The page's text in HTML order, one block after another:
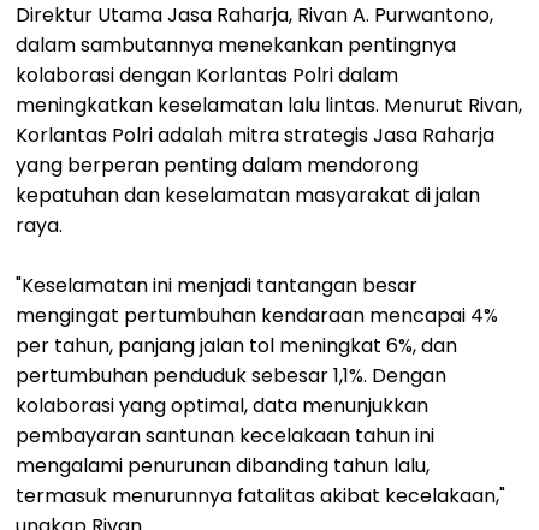
Direktur Utama Jasa Raharja, Rivan A. Purwantono,
dalam sambutannya menekankan pentingnya
kolaborasi dengan Korlantas Polri dalam
meningkatkan keselamatan lalu lintas. Menurut Rivan,
Korlantas Polri adalah mitra strategis Jasa Raharja
yang berperan penting dalam mendorong
kepatuhan dan keselamatan masyarakat di jalan
raya.
"Keselamatan ini menjadi tantangan besar
mengingat pertumbuhan kendaraan mencapai 4%
per tahun, panjang jalan tol meningkat 6%, dan
pertumbuhan penduduk sebesar 1,1%. Dengan
kolaborasi yang optimal, data menunjukkan
pembayaran santunan kecelakaan tahun ini
mengalami penurunan dibanding tahun lalu,
termasuk menurunnya fatalitas akibat kecelakaan,"